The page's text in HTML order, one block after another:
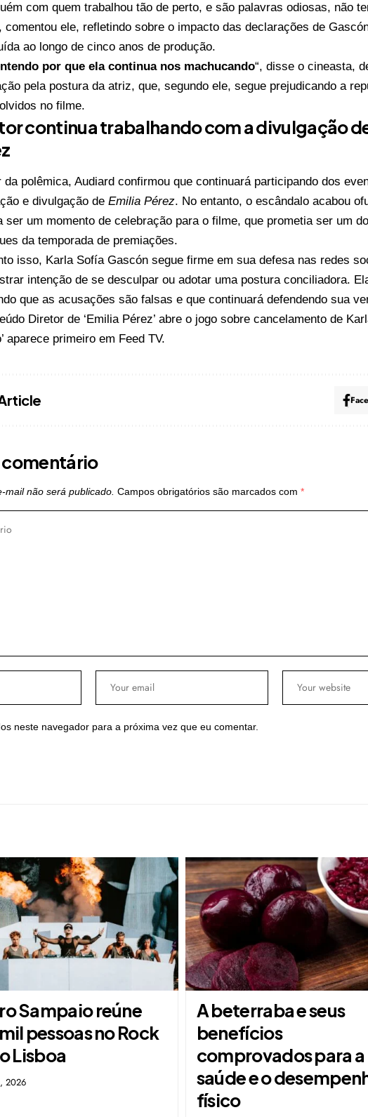
com quem trabalhou tão de perto, e são palavras odiosas, não
comentou ele, refletindo sobre o impacto das declarações de
ao longo de cinco anos de produção.
por que ela continua nos machucando“, disse o cineasta,
pela postura da atriz, que, segundo ele, segue prejudicando a
no filme.
continua trabalhando com a divulgação
da polêmica, Audiard confirmou que continuará participando dos
e divulgação de Emilia Pérez. No entanto, o escândalo acabou
ser um momento de celebração para o filme, que prometia ser um
da temporada de premiações.
isso, Karla Sofía Gascón segue firme em sua defesa nas redes
intenção de se desculpar ou adotar uma postura conciliadora.
que as acusações são falsas e que continuará defendendo sua
Diretor de ‘Emilia Pérez’ abre o jogo sobre cancelamento de
aparece primeiro em Feed TV.
comentário
mail não será publicado. Campos obrigatórios são marcados com *
neste navegador para a próxima vez que eu comentar.
Sampaio reúne
pessoas no Rock
Lisboa
2026
A beterraba e seus
benefícios
comprovados para a
saúde e o
físico